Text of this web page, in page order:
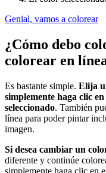
Genial, vamos a colorear
¿Cómo debo
colorear en
Es bastante simple. Elija
simplemente haga clic
seleccionado. También
línea para poder pintar
imagen.
Si desea cambiar un
diferente y continúe